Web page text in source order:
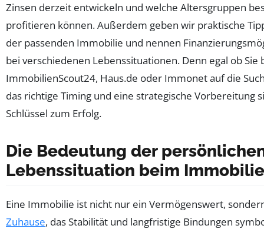
Zinsen derzeit entwickeln und welche Altersgruppen
profitieren können. Außerdem geben wir praktische
der passenden Immobilie und nennen
bei verschiedenen Lebenssituationen. Denn egal ob Sie
ImmobilienScout24, Haus.de oder Immonet auf die
das richtige Timing und eine strategische Vorbereitung
Schlüssel zum Erfolg.
Die Bedeutung der
Lebenssituation beim
Eine Immobilie ist nicht nur ein Vermögenswert,
Zuhause, das Stabilität und langfristige Bindungen